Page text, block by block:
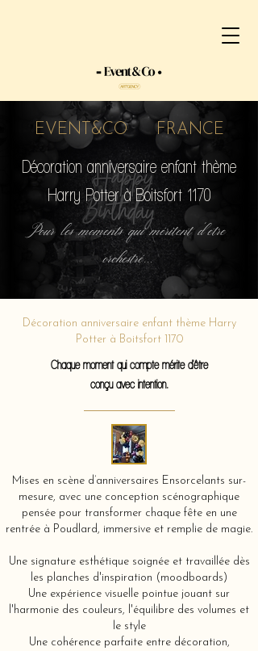
EVENT&CO FRANCE
Décoration anniversaire enfant thème
Harry Potter à Boitsfort 1170
Pour les moments qui méritent d'etre
orchestré...
Décoration anniversaire enfant thème Harry
Potter à Boitsfort 1170
Chaque moment qui compte mérite d'être
conçu avec intention.
Mises en scène d’anniversaires Ensorcelants sur-
mesure, avec une conception scénographique
pensée pour transformer chaque fête en une
rentrée à Poudlard, immersive et remplie de magie.
Une signature esthétique soignée et travaillée dès
les planches d'inspiration (moodboards)
Une expérience visuelle pointue jouant sur
l'harmonie des couleurs, l'équilibre des volumes et
le style
Une cohérence parfaite entre décoration,